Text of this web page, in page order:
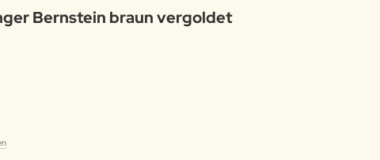
Bernstein braun vergoldet